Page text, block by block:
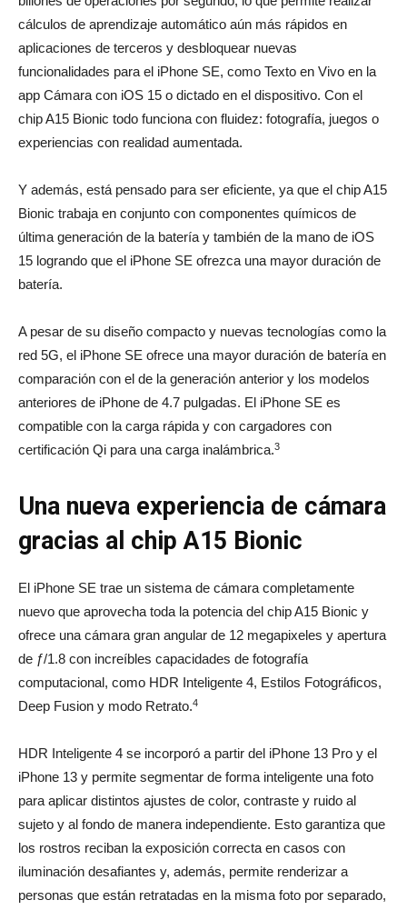
cálculos de aprendizaje automático aún más rápidos en
aplicaciones de terceros y desbloquear nuevas
funcionalidades para el iPhone SE, como Texto en Vivo en la
app Cámara con iOS 15 o dictado en el dispositivo. Con el
chip A15 Bionic todo funciona con fluidez: fotografía, juegos o
experiencias con realidad aumentada.
Y además, está pensado para ser eficiente, ya que el chip A15
Bionic trabaja en conjunto con componentes químicos de
última generación de la batería y también de la mano de iOS
15 logrando que el iPhone SE ofrezca una mayor duración de
batería.
A pesar de su diseño compacto y nuevas tecnologías como la
red 5G, el iPhone SE ofrece una mayor duración de batería en
comparación con el de la generación anterior y los modelos
anteriores de iPhone de 4.7 pulgadas. El iPhone SE es
compatible con la carga rápida y con cargadores con
certificación Qi para una carga inalámbrica.3
Una nueva experiencia de cámara
gracias al chip A15 Bionic
El iPhone SE trae un sistema de cámara completamente
nuevo que aprovecha toda la potencia del chip A15 Bionic y
ofrece una cámara gran angular de 12 megapixeles y apertura
de ƒ/1.8 con increíbles capacidades de fotografía
computacional, como HDR Inteligente 4, Estilos Fotográficos,
Deep Fusion y modo Retrato.4
HDR Inteligente 4 se incorporó a partir del iPhone 13 Pro y el
iPhone 13 y permite segmentar de forma inteligente una foto
para aplicar distintos ajustes de color, contraste y ruido al
sujeto y al fondo de manera independiente. Esto garantiza que
los rostros reciban la exposición correcta en casos con
iluminación desafiantes y, además, permite renderizar a
personas que están retratadas en la misma foto por separado,